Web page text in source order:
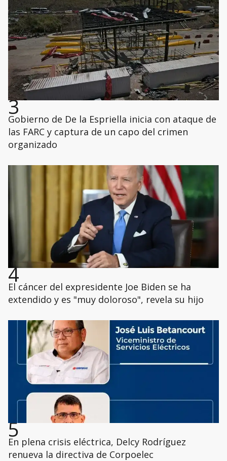
3
Gobierno de De la Espriella inicia con ataque de
las FARC y captura de un capo del crimen
organizado
4
El cáncer del expresidente Joe Biden se ha
extendido y es "muy doloroso", revela su hijo
5
En plena crisis eléctrica, Delcy Rodríguez
renueva la directiva de Corpoelec